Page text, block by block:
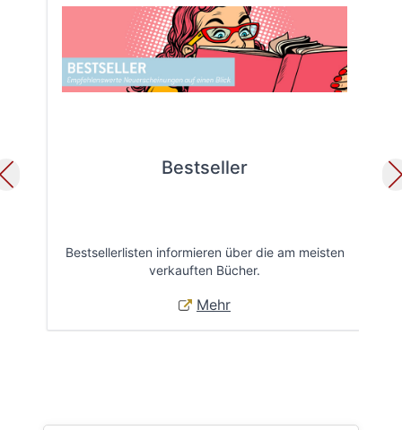
Bestseller
Bestsellerlisten informieren über die am meisten
verkauften Bücher.
Mehr